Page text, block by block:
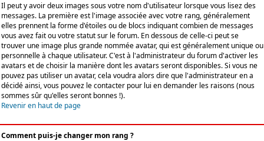
Il peut y avoir deux images sous votre nom d'utilisateur lorsque vous lisez des
messages. La première est l'image associée avec votre rang, généralement
elles prennent la forme d'étoiles ou de blocs indiquant combien de messages
vous avez fait ou votre statut sur le forum. En dessous de celle-ci peut se
trouver une image plus grande nommée avatar, qui est généralement unique ou
personnelle à chaque utilisateur. C'est à l'administrateur du forum d'activer les
avatars et de choisir la manière dont les avatars seront disponibles. Si vous ne
pouvez pas utiliser un avatar, cela voudra alors dire que l'administrateur en a
décidé ainsi, vous pouvez le contacter pour lui en demander les raisons (nous
sommes sûr qu'elles seront bonnes !).
Revenir en haut de page
Comment puis-je changer mon rang ?